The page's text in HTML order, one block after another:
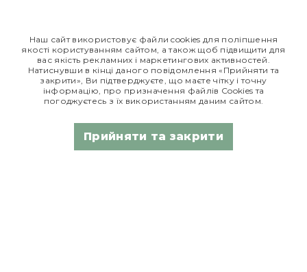
лікарського засобу.
*Дані з сайту tsinanaliky.com.ua
Едем Таблетки
РП МОЗ України
№ UA/8360/01/01
Едем сироп
РП МОЗ України
№ UA/7746/01/01
Наш сайт використовує файли cookies для поліпшення
якості користуванням сайтом, а також щоб підвищити для
вас якість рекламних і маркетингових активностей.
Натиснувши в кінці даного повідомлення «Прийняти та
закрити», Ви підтверджуєте, що маєте чітку і точну
інформацію, про призначення файлів Сookies та
погоджуєтесь з їх використанням даним сайтом.
Прийняти та закрити